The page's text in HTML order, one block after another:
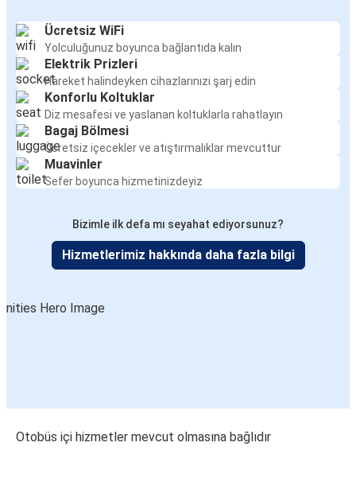
Ücretsiz WiFi
Yolculuğunuz boyunca bağlantıda kalın
Elektrik Prizleri
Hareket halindeyken cihazlarınızı şarj edin
Konforlu Koltuklar
Diz mesafesi ve yaslanan koltuklarla rahatlayın
Bagaj Bölmesi
Ücretsiz içecekler ve atıştırmalıklar mevcuttur
Muavinler
Sefer boyunca hizmetinizdeyiz
Bizimle ilk defa mı seyahat ediyorsunuz?
Hizmetlerimiz hakkında daha fazla bilgi
Otobüs içi hizmetler mevcut olmasına bağlıdır